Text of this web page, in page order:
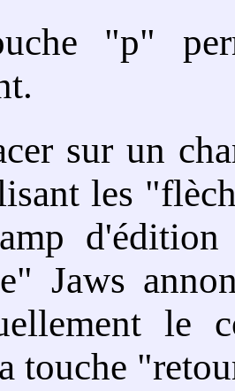
"p"
sur un
les
Jaws
le
touche